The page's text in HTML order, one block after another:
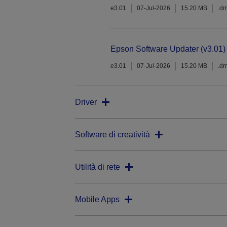
e3.01 07-Jul-2026 15.20 MB
Epson Software Updater (v3.01)
e3.01 07-Jul-2026 15.20 MB
Driver
Software di creatività
Utilità di rete
Mobile Apps